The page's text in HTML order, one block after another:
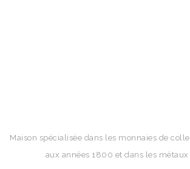
Maison spécialisée dans les monnaies de
aux années 1800 et dans les